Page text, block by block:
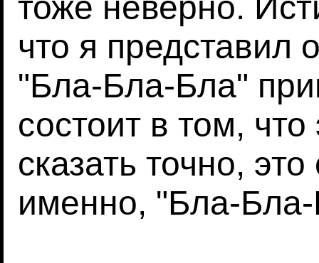
тоже неверно.
что я представил
"Бла-Бла-Бла"
состоит в том,
сказать точно,
именно, "Бла-